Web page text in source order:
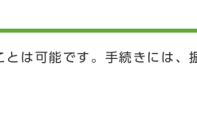
は可能です。手続きには、